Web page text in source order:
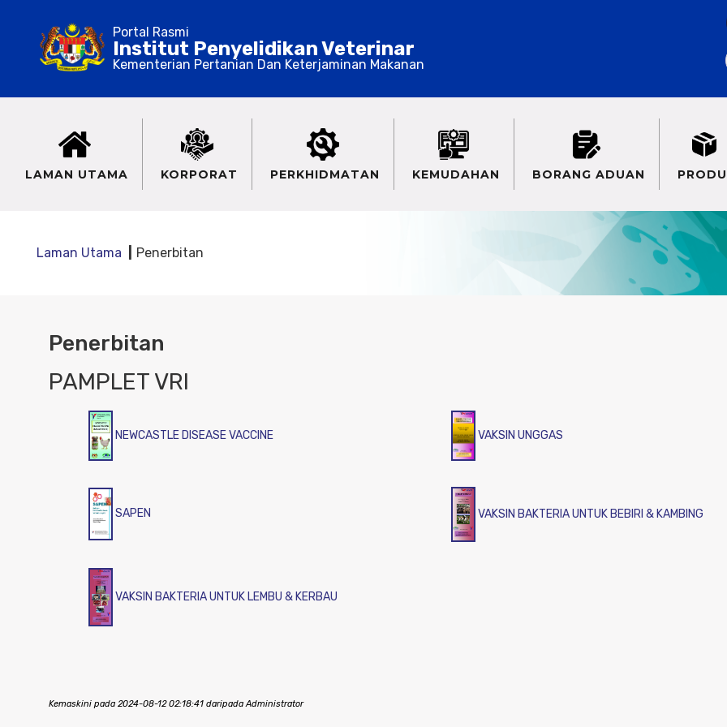
Portal Rasmi
Institut Penyelidikan Veterinar
Kementerian Pertanian Dan Keterjaminan Makanan
LAMAN UTAMA KORPORAT PERKHIDMATAN KEMUDAHAN BORANG ADUAN
Laman Utama Penerbitan
Penerbitan
PAMPLET VRI
NEWCASTLE DISEASE VACCINE VAKSIN UNGGAS
SAPEN VAKSIN BAKTERIA UNTUK BEBIRI & KAMBING
VAKSIN BAKTERIA UNTUK LEMBU & KERBAU
Kemaskini pada 2024-08-12 02:18:41 daripada Administrator